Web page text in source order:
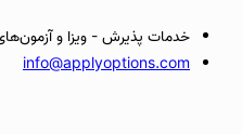
خدمات پذیرش - ویزا و آزمون‌های
info@applyoptions.com